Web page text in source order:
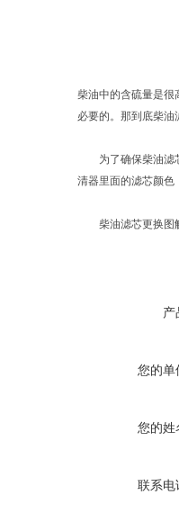
柴油中的含硫量是很
必要的。那到底柴
为了确保柴油滤芯
清器里面的滤芯颜色
柴油滤芯更换图解
产
您的单
您的姓
联系电